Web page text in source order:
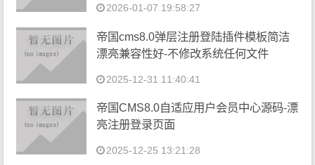
2026-01-07 19:58:27
帝国cms8.0弹层注册登陆插件模板简洁
漂亮兼容性好-不修改系统任何文件
2025-12-31 11:40:41
帝国CMS8.0自适应用户会员中心源码-漂
亮注册登录页面
2025-12-25 13:21:28